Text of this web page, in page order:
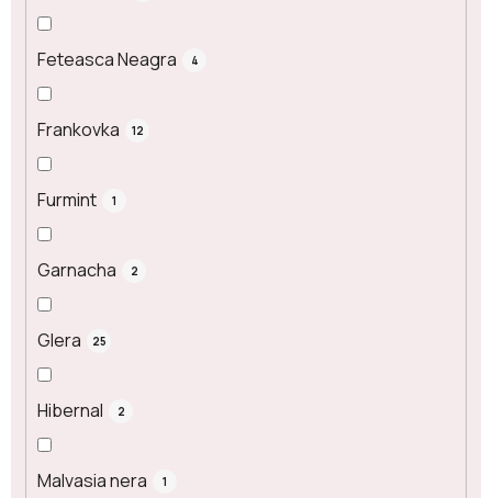
Feteasca Neagra 4
Frankovka 12
Furmint 1
Garnacha 2
Glera 25
Hibernal 2
Malvasia nera 1